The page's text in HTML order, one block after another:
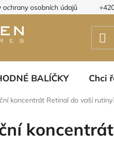
ochrany osobních údajů
BALÍČKY Chci
koncentrát Retinal do vaší